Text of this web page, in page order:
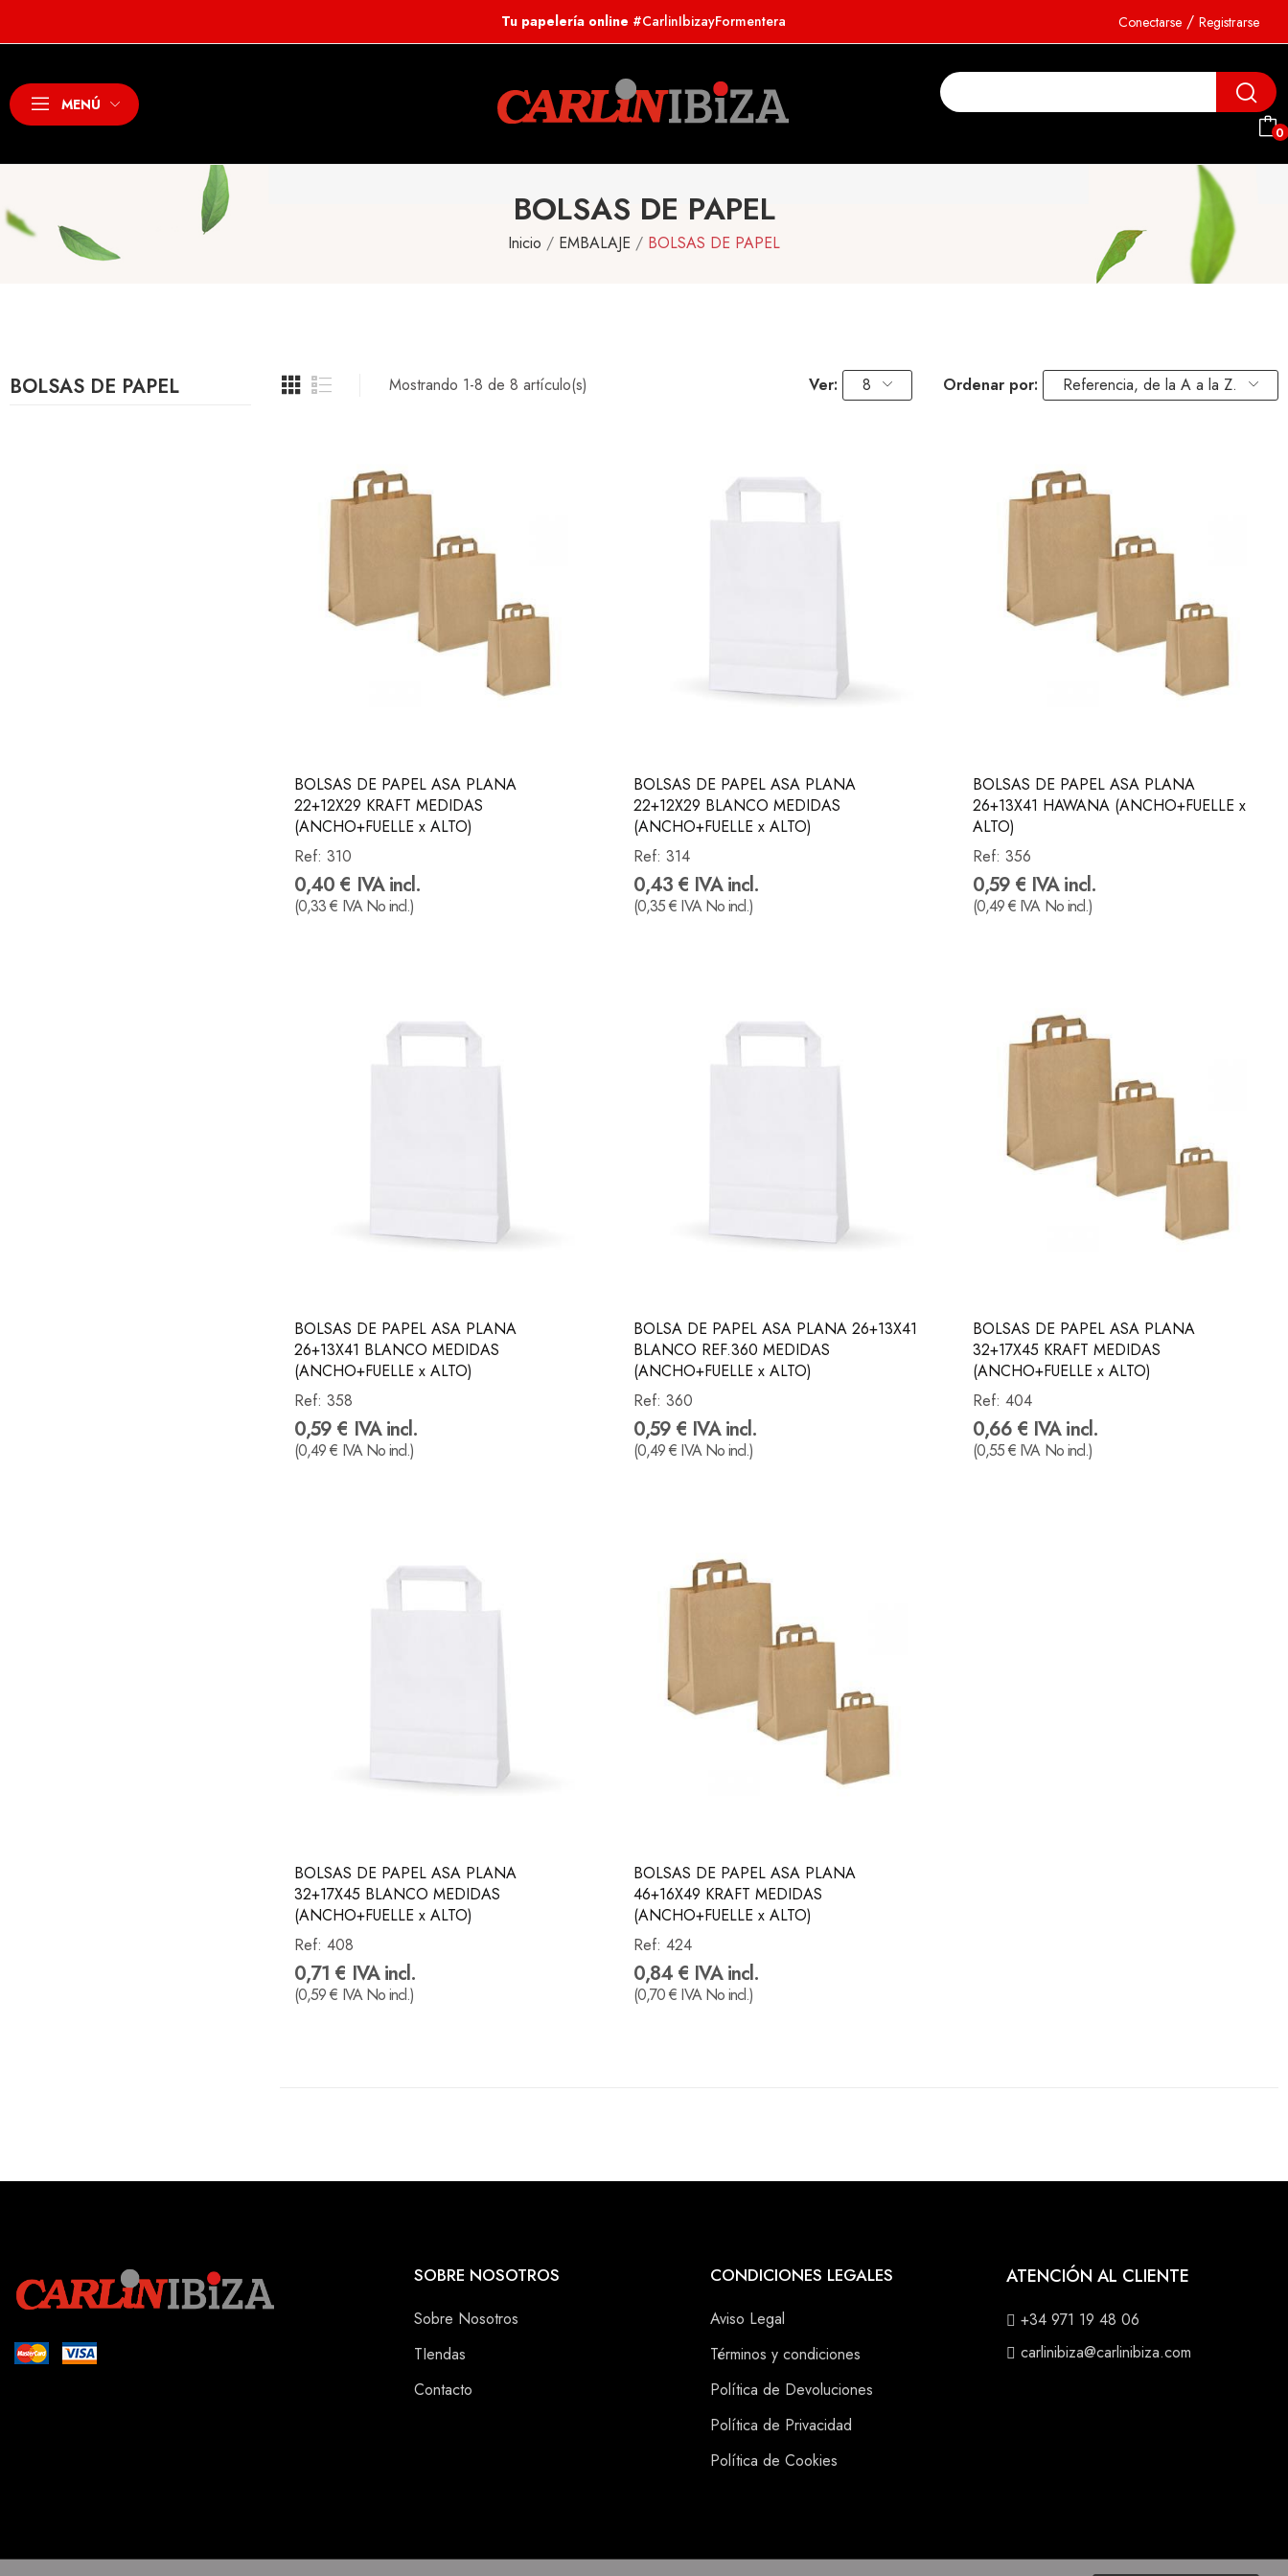
Tu papelería online #CarlinIbizayFormentera Conectarse/ Registrarse
MENÚ
0
BOLSAS DE PAPEL
Inicio EMBALAJE BOLSAS DE PAPEL
BOLSAS DE PAPEL Mostrando 1-8 de 8 artículo(s) Ver: 8 Ordenar por: Referencia, de la A a la Z.
BOLSAS DE PAPEL ASA PLANA
22+12X29 KRAFT MEDIDAS
(ANCHO+FUELLE x ALTO)
Ref: 310
0,40 € IVA incl.
(0,33 € IVA No incl.)
BOLSAS DE PAPEL ASA PLANA
22+12X29 BLANCO MEDIDAS
(ANCHO+FUELLE x ALTO)
Ref: 314
0,43 € IVA incl.
(0,35 € IVA No incl.)
BOLSAS DE PAPEL ASA PLANA
26+13X41 HAWANA (ANCHO+FUELLE x
ALTO)
Ref: 356
0,59 € IVA incl.
(0,49 € IVA No incl.)
BOLSAS DE PAPEL ASA PLANA
26+13X41 BLANCO MEDIDAS
(ANCHO+FUELLE x ALTO)
Ref: 358
0,59 € IVA incl.
(0,49 € IVA No incl.)
BOLSA DE PAPEL ASA PLANA 26+13X41
BLANCO REF.360 MEDIDAS
(ANCHO+FUELLE x ALTO)
Ref: 360
0,59 € IVA incl.
(0,49 € IVA No incl.)
BOLSAS DE PAPEL ASA PLANA
32+17X45 KRAFT MEDIDAS
(ANCHO+FUELLE x ALTO)
Ref: 404
0,66 € IVA incl.
(0,55 € IVA No incl.)
BOLSAS DE PAPEL ASA PLANA
32+17X45 BLANCO MEDIDAS
(ANCHO+FUELLE x ALTO)
Ref: 408
0,71 € IVA incl.
(0,59 € IVA No incl.)
BOLSAS DE PAPEL ASA PLANA
46+16X49 KRAFT MEDIDAS
(ANCHO+FUELLE x ALTO)
Ref: 424
0,84 € IVA incl.
(0,70 € IVA No incl.)
SOBRE NOSOTROS
Sobre Nosotros
TIendas
Contacto
CONDICIONES LEGALES
Aviso Legal
Términos y condiciones
Política de Devoluciones
Política de Privacidad
Política de Cookies
ATENCIÓN AL CLIENTE
+34 971 19 48 06
carlinibiza@carlinibiza.com